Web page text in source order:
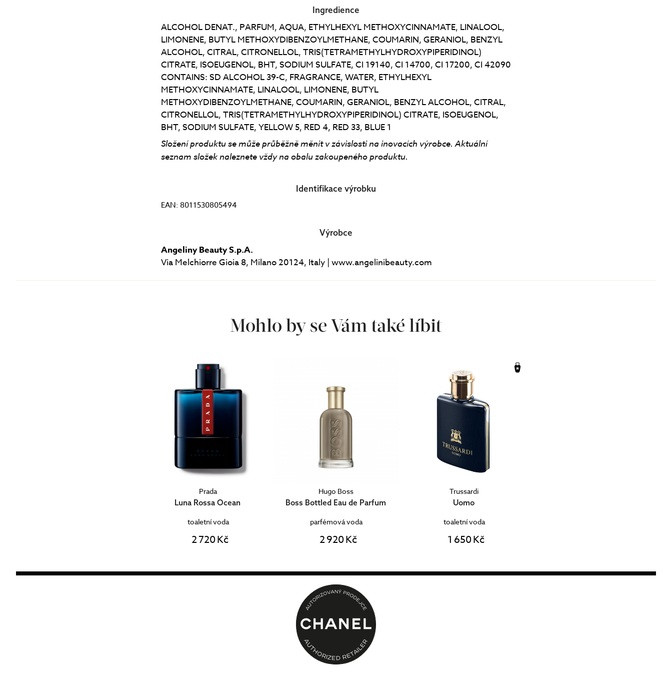
Ingredience
ALCOHOL DENAT., PARFUM, AQUA, ETHYLHEXYL METHOXYCINNAMATE, LINALOOL,
LIMONENE, BUTYL METHOXYDIBENZOYLMETHANE, COUMARIN, GERANIOL, BENZYL
ALCOHOL, CITRAL, CITRONELLOL, TRIS(TETRAMETHYLHYDROXYPIPERIDINOL)
CITRATE, ISOEUGENOL, BHT, SODIUM SULFATE, CI 19140, CI 14700, CI 17200, CI 42090
CONTAINS: SD ALCOHOL 39-C, FRAGRANCE, WATER, ETHYLHEXYL
METHOXYCINNAMATE, LINALOOL, LIMONENE, BUTYL
METHOXYDIBENZOYLMETHANE, COUMARIN, GERANIOL, BENZYL ALCOHOL, CITRAL,
CITRONELLOL, TRIS(TETRAMETHYLHYDROXYPIPERIDINOL) CITRATE, ISOEUGENOL,
BHT, SODIUM SULFATE, YELLOW 5, RED 4, RED 33, BLUE 1
Složení produktu se může průběžně měnit v závislosti na inovacích výrobce. Aktuální
seznam složek naleznete vždy na obalu zakoupeného produktu.
Identifikace výrobku
EAN: 8011530805494
Výrobce
Angeliny Beauty S.p.A.
Via Melchiorre Gioia 8, Milano 20124, Italy | www.angelinibeauty.com
Mohlo by se Vám také líbit
Prada
Luna Rossa Ocean
toaletní voda
2 720 Kč
Hugo Boss
Boss Bottled Eau de Parfum
parfémová voda
2 920 Kč
Trussardi
Uomo
toaletní voda
1 650 Kč